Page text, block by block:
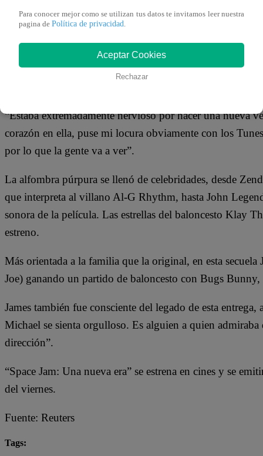
Ahora, la pelota ha sido lanzada a LeBron James, que
Looney Tunes junto a los íconos de los dibujos
“Space Jam: Una nueva era” se estrenó el lunes en el
“Estaba extremadamente nervioso por hacer una nueva
corazón en ella, puse mi locura obviamente con los
por lo que la gente va a ver”.
La alfombra púrpura se llenó de celebridades, desde
que interpreta al villano Al-G Rhythm, hasta John
sonora de la película. Las estrellas del baloncesto Klay
estreno.
Más orientada a la familia que la original, en esta
Joe) ganando un partido de baloncesto con Bugs
James también fue consciente del legado de esta
Michael se sienta orgulloso. Es alguien a quien admiraba
dirección”.
“Space Jam: Una nueva era” se estrena en cines y se
del viernes.
Fuente: Reuters
Tags:
Para conocer mejor como se utilizan tus datos te invitamos leer nuestra
pagina de Política de privacidad
Aceptar Cookies
Rechazar